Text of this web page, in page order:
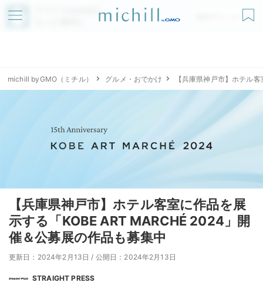
アプリでmichillが
無料ダウンロード
michill byGMO（ミチル） グルメ・おでかけ 【兵庫県神戸市】ホテル
【兵庫県神戸市】ホテル客室に作品を展
示する「KOBE ART MARCHÉ 2024」開
催＆公募展の作品も募集中
更新日：2024年2月13日 / 公開日：2024年2月13日
STRAIGHT PRESS